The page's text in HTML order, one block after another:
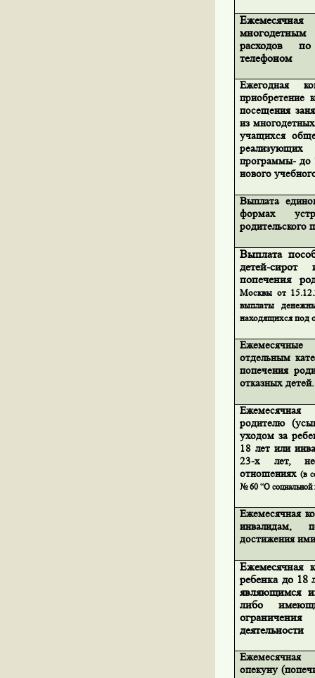
расходов
телефоном
Ежегодная
приобретение
посещения
из
учащихся
программы- до
нового
Выплата
формах
родительского
Выплата
детей-
попечения
Москвы от
выплаты
находящихся под
отдельным
попечения
отказных детей.
родителю
уходом за
18 лет или
23-х лет,
отношениях(в
№ 60 “О социальной
Ежемесячная
инвалидам,
достижения
Ежемесячная
ребенка до 18
являющимся
либо
деятельности
опекуну